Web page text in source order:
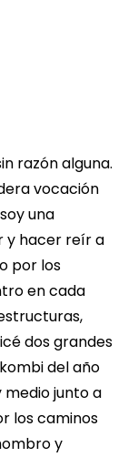
razón alguna.
vocación
una
y hacer reír a
por los
en cada
dos grandes
del año
medio junto a
los caminos
y